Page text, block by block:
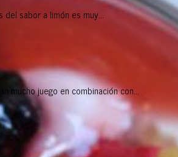
sabor a limón es muy...
mucho juego en combinación con...